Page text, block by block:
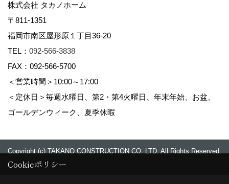
株式会社 タカノホーム
〒811-1351
福岡市南区屋形原１丁目36-20
TEL： 092-566-3838
FAX：092-566-5700
＜営業時間＞10:00～17:00
＜定休日＞毎週水曜日、第2・第4火曜日、年末年始、お盆、
ゴールデンウィーク、夏季休暇
Copyright (c) TAKANO CONSTRUCTION CO.,LTD. All Rights Reserved.
Cookieポリシー